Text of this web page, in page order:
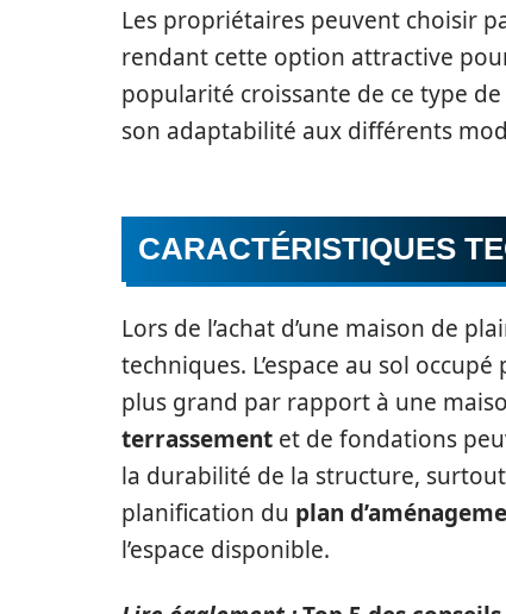
Les propriétaires peuvent choisir
rendant cette option attractive
popularité croissante de ce type
son adaptabilité aux différents
CARACTÉRISTIQUES
Lors de l’achat d’une maison de
techniques. L’espace au sol
plus grand par rapport à une
terrassement et de fondations
la durabilité de la structure,
planification du plan
l’espace disponible.